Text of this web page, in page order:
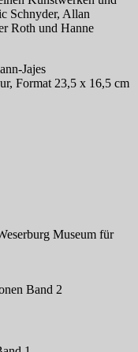
Schnyder, Allan
Roth und Hanne
Jajes
Format 23,5 x 16,5 cm
Museum für
Band 2